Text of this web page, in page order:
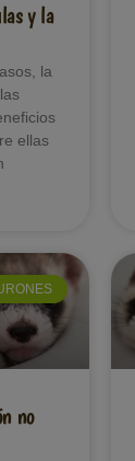
y la
la
ellas
no